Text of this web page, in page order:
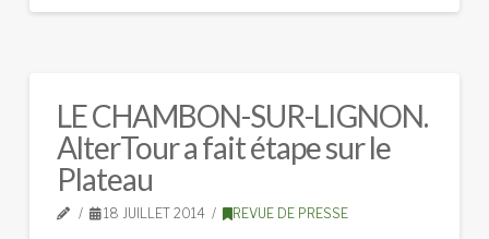
LE CHAMBON-SUR-LIGNON.
AlterTour a fait étape sur le
Plateau
18 JUILLET 2014 REVUE DE PRESSE